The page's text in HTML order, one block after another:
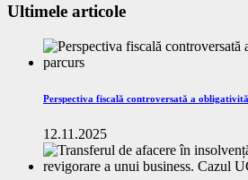
Ultimele articole
Perspectiva fiscală controversată a
12.11.2025